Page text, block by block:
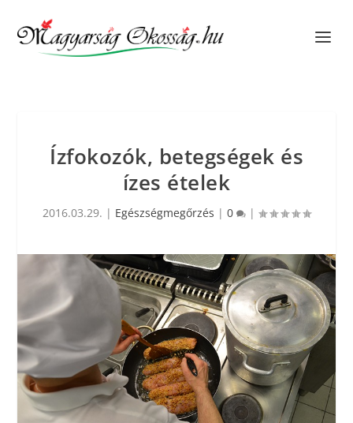
Ízfokozók, betegségek és
ízes ételek
2016.03.29. | Egészségmegőrzés | 0 |